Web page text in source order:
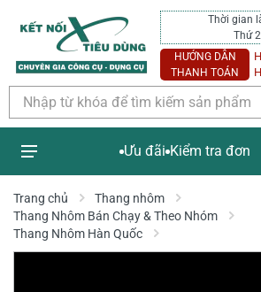
Thời gian
Thứ
HƯỚNG DẪN
THANH TOÁN
Ưu đãi Kiểm tra đơn
Trang chủ
Thang nhôm
Thang Nhôm Bán Chạy & Theo Nhóm
Thang Nhôm Hàn Quốc